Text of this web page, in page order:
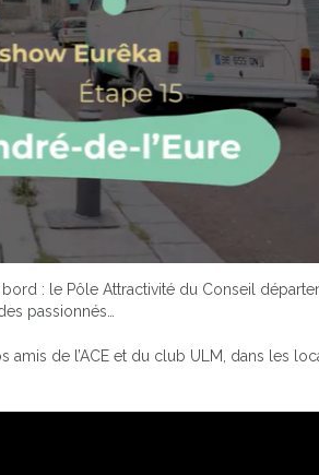
: le Pôle Attractivité du Conseil
passionnés…
amis de l’ACE et du club ULM, dans les